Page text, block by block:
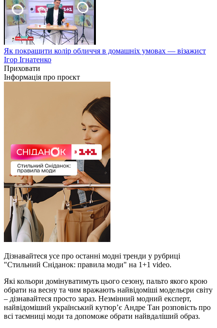
Як покращити колір обличчя в домашніх умовах — візажист
Ігор Ігнатенко
Приховати
Інформація про проєкт
Дізнавайтеся усе про останні модні тренди у рубриці
"Стильний Сніданок: правила моди" на 1+1 video.
Які кольори домінуватимуть цього сезону, пальто якого крою
обрати на весну та чим вражають найвідоміші модельєри світу
– дізнавайтеся просто зараз. Незмінний модний експерт,
найвідоміший український кутюр’є Андре Тан розповість про
всі таємниці моди та допоможе обрати найвдаліший образ.